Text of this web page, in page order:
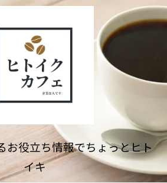
お役立ち情報でちょっとヒト
イキ